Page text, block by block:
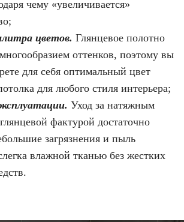
чему «увеличивается»
цветов. Глянцевое полотно
оттенков, поэтому вы
для себя оптимальный цвет
для любого стиля интерьера;
Уход за натяжным
фактурой достаточно
загрязнения и пыль
влажной тканью без жестких